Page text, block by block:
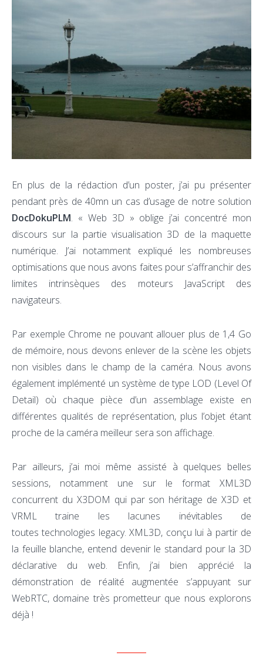
En plus de la rédaction d’un poster, j’ai pu présenter
pendant près de 40mn un cas d’usage de notre solution
DocDokuPLM. « Web 3D » oblige j’ai concentré mon
discours sur la partie visualisation 3D de la maquette
numérique. J’ai notamment expliqué les nombreuses
optimisations que nous avons faites pour s’affranchir des
limites intrinsèques des moteurs JavaScript des
navigateurs.
Par exemple Chrome ne pouvant allouer plus de 1,4 Go
de mémoire, nous devons enlever de la scène les objets
non visibles dans le champ de la caméra. Nous avons
également implémenté un système de type LOD (Level Of
Detail) où chaque pièce d’un assemblage existe en
différentes qualités de représentation, plus l’objet étant
proche de la caméra meilleur sera son affichage.
Par ailleurs, j’ai moi même assisté à quelques belles
sessions, notamment une sur le format XML3D
concurrent du X3DOM qui par son héritage de X3D et
VRML traine les lacunes inévitables de
toutes technologies legacy. XML3D, conçu lui à partir de
la feuille blanche, entend devenir le standard pour la 3D
déclarative du web. Enfin, j’ai bien apprécié la
démonstration de réalité augmentée s’appuyant sur
WebRTC, domaine très prometteur que nous explorons
déjà !